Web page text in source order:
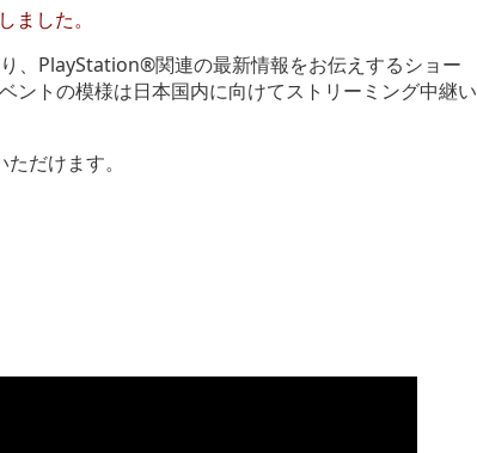
した。
、PlayStation®関連の最新情報をお伝えするショー
トの模様は日本国内に向けてストリーミング中継い
だけます。